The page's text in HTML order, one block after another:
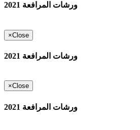
ورشات المرافعة 2021
×Close
ورشات المرافعة 2021
×Close
ورشات المرافعة 2021